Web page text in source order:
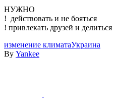
НУЖНО
! действовать и не бояться
! привлекать друзей и
изменение климатаУкраина
By Yankee